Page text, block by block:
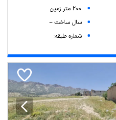
200 متر زمین
سال ساخت --
شماره طبقه: --